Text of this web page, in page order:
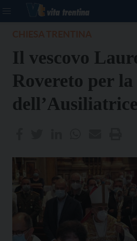
Il vescovo
Rovereto per la
dell’Ausiliatrice